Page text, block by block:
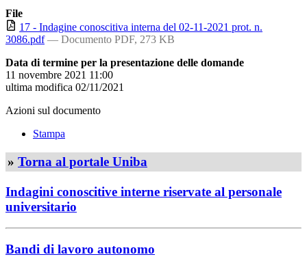
File
17 - Indagine conoscitiva interna del 02-11-2021 prot. n.
3086.pdf — Documento PDF, 273 KB
Data di termine per la presentazione delle domande
11 novembre 2021 11:00
ultima modifica 02/11/2021
Azioni sul documento
Stampa
» Torna al portale Uniba
Indagini conoscitive interne riservate al personale
universitario
Bandi di lavoro autonomo